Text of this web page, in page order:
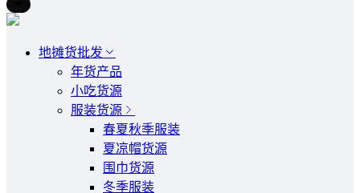
地摊货批发
年货产品
小吃货源
服装货源
春夏秋季服装
夏凉帽货源
围巾货源
冬季服装